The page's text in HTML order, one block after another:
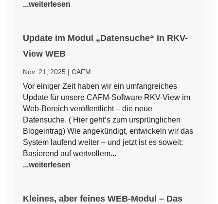
...weiterlesen
Update im Modul „Datensuche“ in RKV-
View WEB
Nov. 21, 2025 |CAFM
Vor einiger Zeit haben wir ein umfangreiches
Update für unsere CAFM-Software RKV-View im
Web-Bereich veröffentlicht – die neue
Datensuche. ( Hier geht’s zum ursprünglichen
Blogeintrag) Wie angekündigt, entwickeln wir das
System laufend weiter – und jetzt ist es soweit:
Basierend auf wertvollem...
...weiterlesen
Kleines, aber feines WEB-Modul – Das